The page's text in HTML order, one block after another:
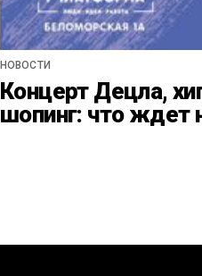
НОВОСТИ
Концерт Децла,
шопинг: что ждет